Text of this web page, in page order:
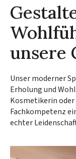
unsere
Unser moderner
Erholung und
Kosmetikerin oder
Fachkompetenz
echter